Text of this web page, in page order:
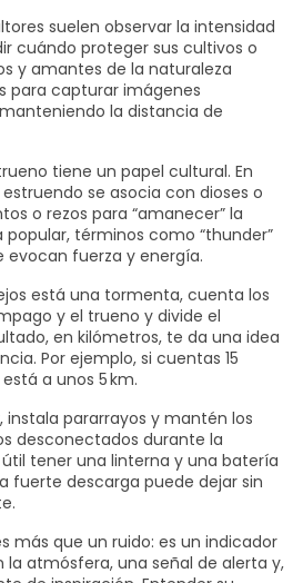
suelen observar la intensidad
cuándo proteger sus cultivos o
y amantes de la naturaleza
para capturar imágenes
la distancia de
tiene un papel cultural. En
se asocia con dioses o
o rezos para “amanecer” la
términos como “thunder”
evocan fuerza y energía.
está una tormenta, cuenta los
y el trueno y divide el
en kilómetros, te da una idea
Por ejemplo, si cuentas 15
a unos 5 km.
instala pararrayos y mantén los
desconectados durante la
tener una linterna y una batería
fuerte descarga puede dejar sin
más que un ruido: es un indicador
atmósfera, una señal de alerta y,